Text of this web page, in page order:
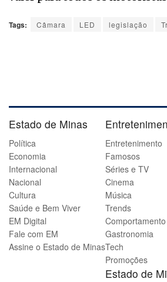
Tags: Câmara LED legislação
Estado de Minas
Política
Economia
Internacional
Nacional
Cultura
Saúde e Bem Viver
EM Digital
Fale com EM
Assine o Estado de Minas
Entretenimento
Famosos
Séries e TV
Cinema
Música
Trends
Comportamento
Gastronomia
Tech
Promoções
Estado de